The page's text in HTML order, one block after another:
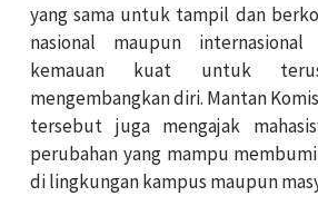
yang sama untuk tampil dan
nasional maupun
kemauan kuat untuk
mengembangkan diri. Mantan
tersebut juga mengajak
perubahan yang mampu
di lingkungan kampus maupun